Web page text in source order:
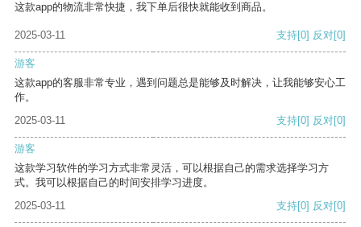
这款app的物流非常快捷，我下单后很快就能收到商品。
2025-03-11 支持[0] 反对[0]
游客
这款app的客服非常专业，遇到问题总是能够及时解决，让我能够安心工
作。
2025-03-11
支持[0] 反对[0]
游客
这款学习软件的学习方式非常灵活，可以根据自己的需求选择学习方
式。我可以根据自己的时间安排学习进度。
2025-03-11
支持[0] 反对[0]